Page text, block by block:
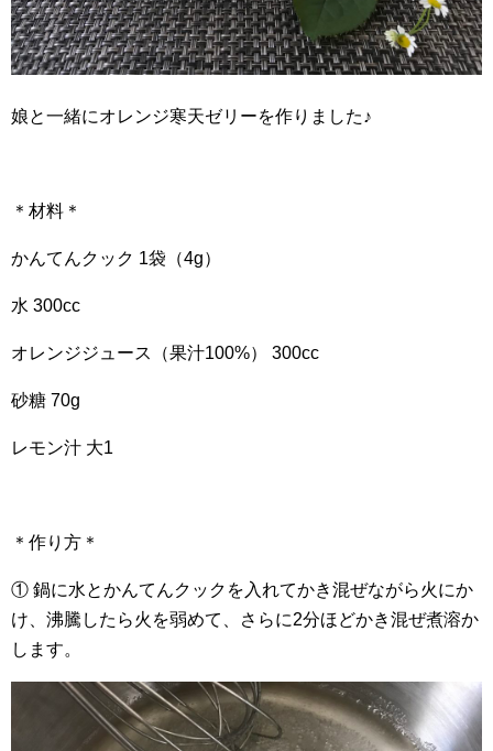
娘と一緒にオレンジ寒天ゼリーを作りました♪
＊材料＊
かんてんクック 1袋（4g）
水 300cc
オレンジジュース（果汁100%） 300cc
砂糖 70g
レモン汁 大1
＊作り方＊
① 鍋に水とかんてんクックを入れてかき混ぜながら火にか
け、沸騰したら火を弱めて、さらに2分ほどかき混ぜ煮溶か
します。